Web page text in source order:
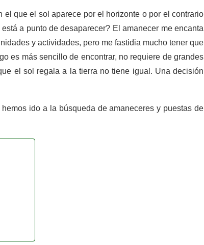
que el sol aparece por el horizonte o por el contrario
a punto de desaparecer? El amanecer me encanta
y actividades, pero me fastidia mucho tener que
es más sencillo de encontrar, no requiere de grandes
el sol regala a la tierra no tiene igual. Una decisión
ido a la búsqueda de amaneceres y puestas de